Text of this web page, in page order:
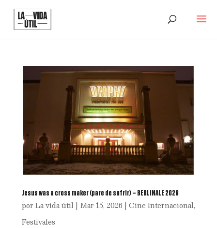
Jesus was a cross maker (pare de sufrir) – BERLINALE 2026
por La vida útil| Mar 15, 2026 | Cine Internacional,
Festivales